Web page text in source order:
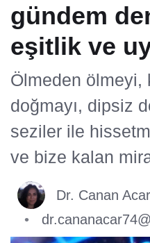
gündem
eşitlik ve
Ölmeden ölmeyi,
doğmayı, dipsiz
seziler ile
ve bize kalan
Dr. Canan Acar